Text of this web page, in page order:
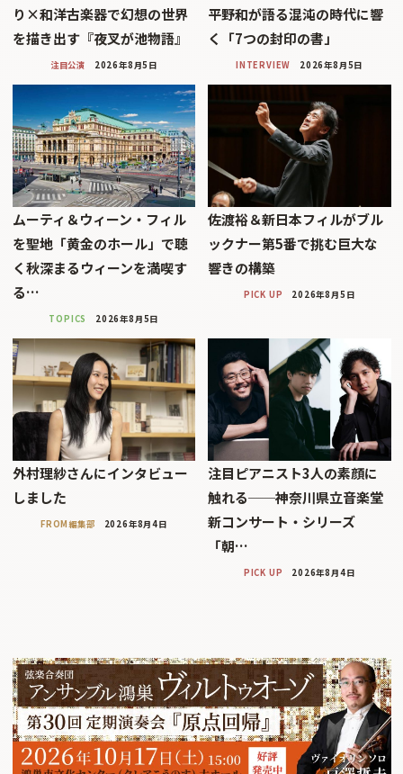
り×和洋古楽器で幻想の世界
を描き出す『夜叉が池物語』
注目公演 2026年8月5日
平野和が語る混沌の時代に響
く「7つの封印の書」
INTERVIEW 2026年8月5日
ムーティ＆ウィーン・フィル
を聖地「黄金のホール」で聴
く秋深まるウィーンを満喫す
る…
TOPICS 2026年8月5日
佐渡裕＆新日本フィルがブル
ックナー第5番で挑む巨大な
響きの構築
PICK UP 2026年8月5日
外村理紗さんにインタビュー
しました
FROM編集部 2026年8月4日
注目ピアニスト3人の素顔に
触れる──神奈川県立音楽堂
新コンサート・シリーズ
「朝…
PICK UP 2026年8月4日